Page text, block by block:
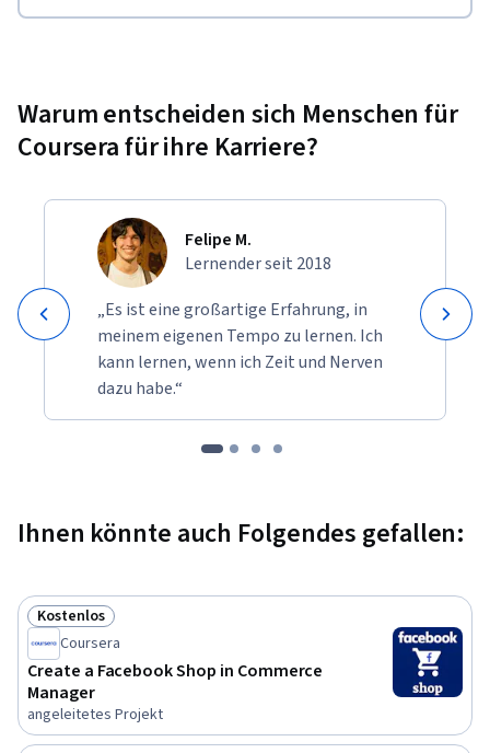
Warum entscheiden sich Menschen für
Coursera für ihre Karriere?
Felipe M.
Lernender seit 2018
„Es ist eine großartige Erfahrung, in
meinem eigenen Tempo zu lernen. Ich
kann lernen, wenn ich Zeit und Nerven
dazu habe.“
Ihnen könnte auch Folgendes gefallen:
Status: Kostenlos
Kostenlos
Coursera
Create a Facebook Shop in Commerce
Manager
angeleitetes Projekt